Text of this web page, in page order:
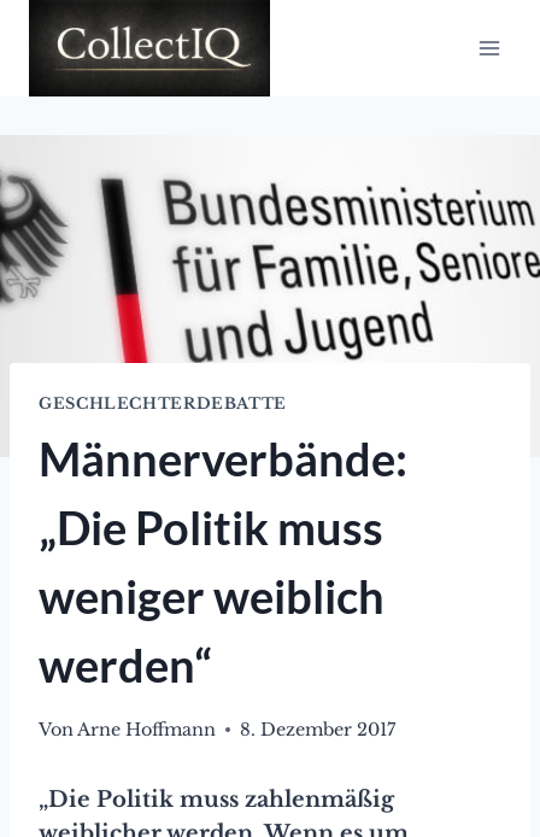
Inhalt
GESCHLECHTERDEBATTE
Männerverbände:
„Die Politik muss
weniger weiblich
werden“
VonArne Hoffmann 8. Dezember 2017
„Die Politik muss zahlenmäßig